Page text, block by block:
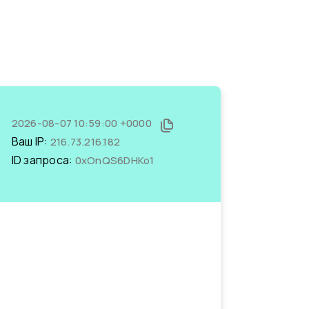
2026-08-07 10:59:00 +0000
Ваш IP: 216.73.216.182
ID запроса: 0xOnQS6DHKo1